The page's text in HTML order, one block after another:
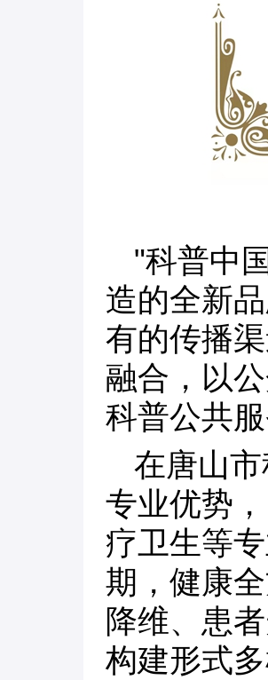
"科普中
造的全新
有的传播
融合，以
科普公共
在唐山
专业优势
疗卫生等
期，健康
降维、患
构建形式